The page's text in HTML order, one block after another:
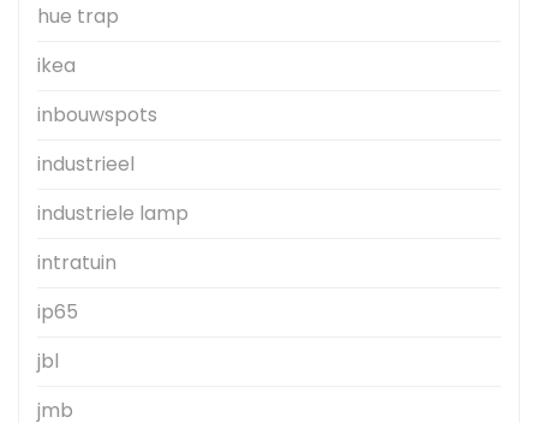
hue trap
ikea
inbouwspots
industrieel
industriele lamp
intratuin
ip65
jbl
jmb